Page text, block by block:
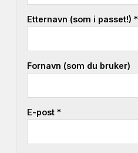
Etternavn (som i passet!) *
Fornavn (som du bruker)
E-post *